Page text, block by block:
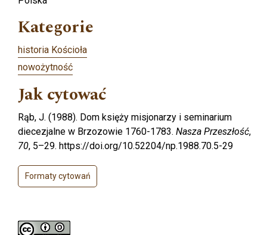
Kategorie
historia Kościoła
nowożytność
Jak cytować
Rąb, J. (1988). Dom księży misjonarzy i seminarium
diecezjalne w Brzozowie 1760-1783. Nasza Przeszłość,
70, 5–29. https://doi.org/10.52204/np.1988.70.5-29
Formaty cytowań